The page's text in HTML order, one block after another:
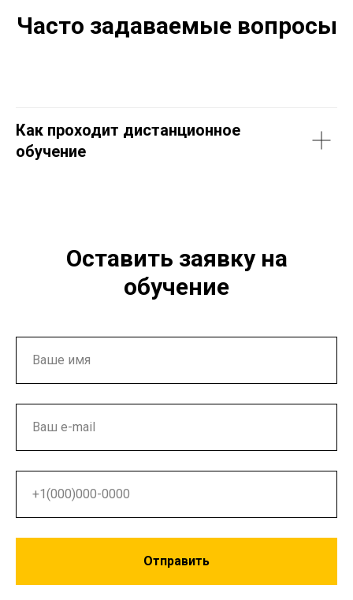
Часто задаваемые вопросы
Как проходит дистанционное
обучение
Оставить заявку на
обучение
Отправить